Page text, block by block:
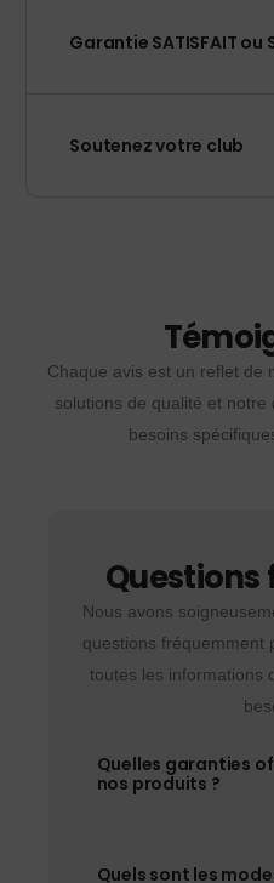
Garantie SATISFAIT ou
Soutenez votre club
Chaque avis est un reflet de
solutions de qualité et
besoins
Nous avons
questions fréquemment
toutes les informations
Quelles garanties
nos produits ?
Quels sont les